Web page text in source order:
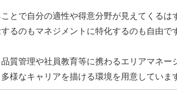
とで自分の適性や得意分野が見えてくるは
るのもマネジメントに特化するのも自由で
質管理や社員教育等に携わるエリアマネー
様なキャリアを描ける環境を用意していま